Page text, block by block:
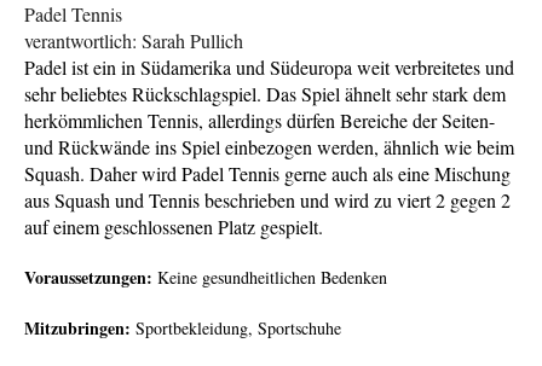
Padel Tennis
verantwortlich: Sarah Pullich
Padel ist ein in Südamerika und Südeuropa weit verbreitetes und
sehr beliebtes Rückschlagspiel. Das Spiel ähnelt sehr stark dem
herkömmlichen Tennis, allerdings dürfen Bereiche der Seiten-
und Rückwände ins Spiel einbezogen werden, ähnlich wie beim
Squash. Daher wird Padel Tennis gerne auch als eine Mischung
aus Squash und Tennis beschrieben und wird zu viert 2 gegen 2
auf einem geschlossenen Platz gespielt.
Voraussetzungen: Keine gesundheitlichen Bedenken
Mitzubringen: Sportbekleidung, Sportschuhe